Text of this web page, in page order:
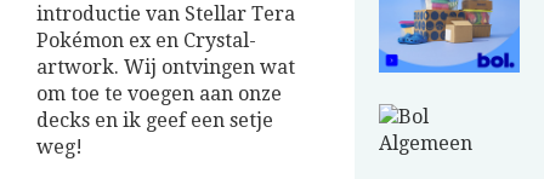
introductie van Stellar Tera
Pokémon ex en Crystal-
artwork. Wij ontvingen wat
om toe te voegen aan onze
decks en ik geef een setje
weg!